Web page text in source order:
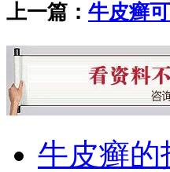
上一篇： 牛皮癣
牛皮癣的